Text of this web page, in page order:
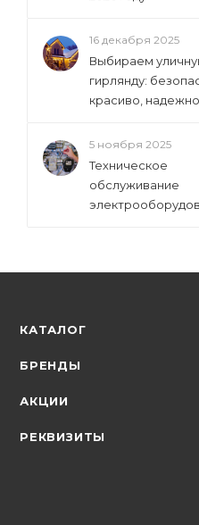
16 декабря 2025
Выбираем
гирлянду:
красиво, надежно
5 ноября 2025
Техническое
обслуживание
КАТАЛОГ
БРЕНДЫ
АКЦИИ
РЕКВИЗИТЫ